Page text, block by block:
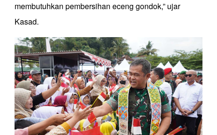
membutuhkan pembersihan eceng gondok,” ujar
Kasad.